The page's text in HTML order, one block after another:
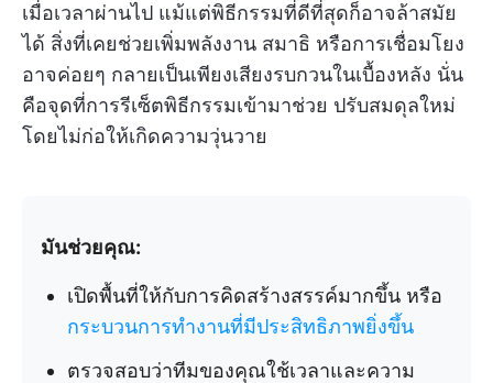
เมื่อเวลาผ่านไป แม้แต่พิธีกรรมที่ดีที่สุดก็อาจล้าสมัย
ได้ สิ่งที่เคยช่วยเพิ่มพลังงาน สมาธิ หรือการเชื่อมโยง
อาจค่อยๆ กลายเป็นเพียงเสียงรบกวนในเบื้องหลัง นั่น
คือจุดที่การรีเซ็ตพิธีกรรมเข้ามาช่วย ปรับสมดุลใหม่
โดยไม่ก่อให้เกิดความวุ่นวาย
มันช่วยคุณ:
เปิดพื้นที่ให้กับการคิดสร้างสรรค์มากขึ้น หรือ
กระบวนการทำงานที่มีประสิทธิภาพยิ่งขึ้น
ตรวจสอบว่าทีมของคุณใช้เวลาและความ